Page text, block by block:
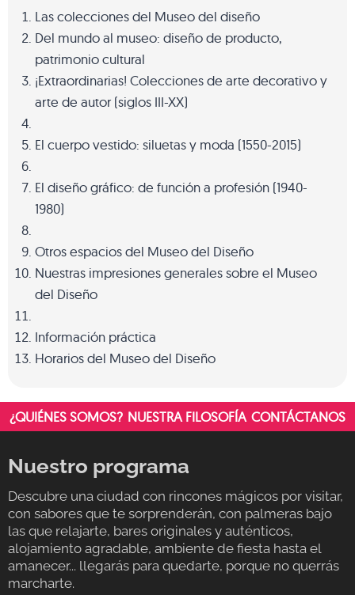
Las colecciones del Museo del diseño
Del mundo al museo: diseño de producto,
patrimonio cultural
¡Extraordinarias! Colecciones de arte decorativo y
arte de autor (siglos III-XX)
El cuerpo vestido: siluetas y moda (1550-2015)
El diseño gráfico: de función a profesión (1940-
1980)
Otros espacios del Museo del Diseño
Nuestras impresiones generales sobre el Museo
del Diseño
Información práctica
Horarios del Museo del Diseño
¿QUIÉNES SOMOS? NUESTRA FILOSOFÍA CONTÁCTANOS
Nuestro programa
Descubre una ciudad con rincones mágicos por visitar,
con sabores que te sorprenderán, con palmeras bajo
las que relajarte, bares originales y auténticos,
alojamiento agradable, ambiente de fiesta hasta el
amanecer... llegarás para quedarte, porque no querrás
marcharte.